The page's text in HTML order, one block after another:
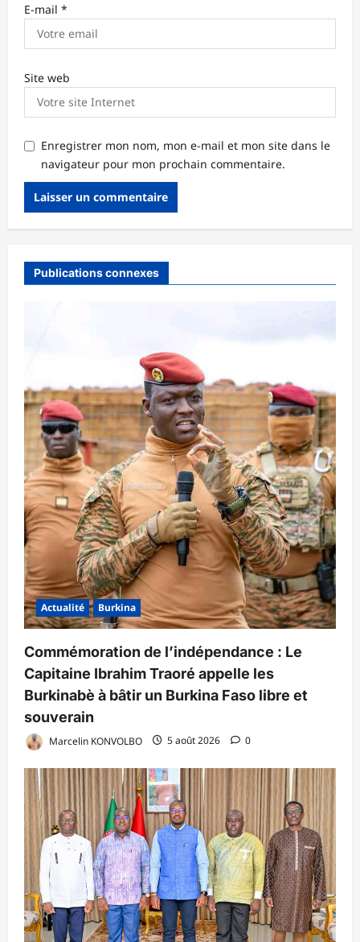
E-mail *
Site web
Enregistrer mon nom, mon e-mail et mon site dans le
navigateur pour mon prochain commentaire.
Publications connexes
Actualité Burkina
Commémoration de l’indépendance : Le
Capitaine Ibrahim Traoré appelle les
Burkinabè à bâtir un Burkina Faso libre et
souverain
Marcelin KONVOLBO 5 août 2026 0